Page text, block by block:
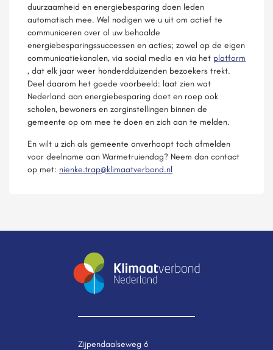
duurzaamheid en energiebesparing doen leden
automatisch mee. Wel nodigen we u uit om actief te
communiceren over al uw behaalde
energiebesparingssuccessen en acties; zowel op de eigen
communicatiekanalen, via social media en via het platform
, dat elk jaar weer honderdduizenden bezoekers trekt.
Deel daarom het goede voorbeeld: laat zien wat
Nederland aan energiebesparing doet en roep ook
scholen, bewoners en zorginstellingen binnen de
gemeente op om mee te doen en zich aan te melden.
En wilt u zich als gemeente onverhoopt toch afmelden
voor deelname aan Warmetruiendag? Neem dan contact
op met: nienke.trap@klimaatverbond.nl
Zijpendaalseweg 6